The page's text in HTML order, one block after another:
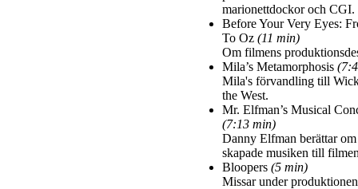
marionettdockor och CGI.
Before Your Very Eyes:
To Oz (11 min)
Om filmens
Mila’s Metamorphosis
Mila's förvandling till
the West.
Mr. Elfman’s Musical
(7:13 min)
Danny Elfman berättar
skapade musiken till
Bloopers (5 min)
Missar under